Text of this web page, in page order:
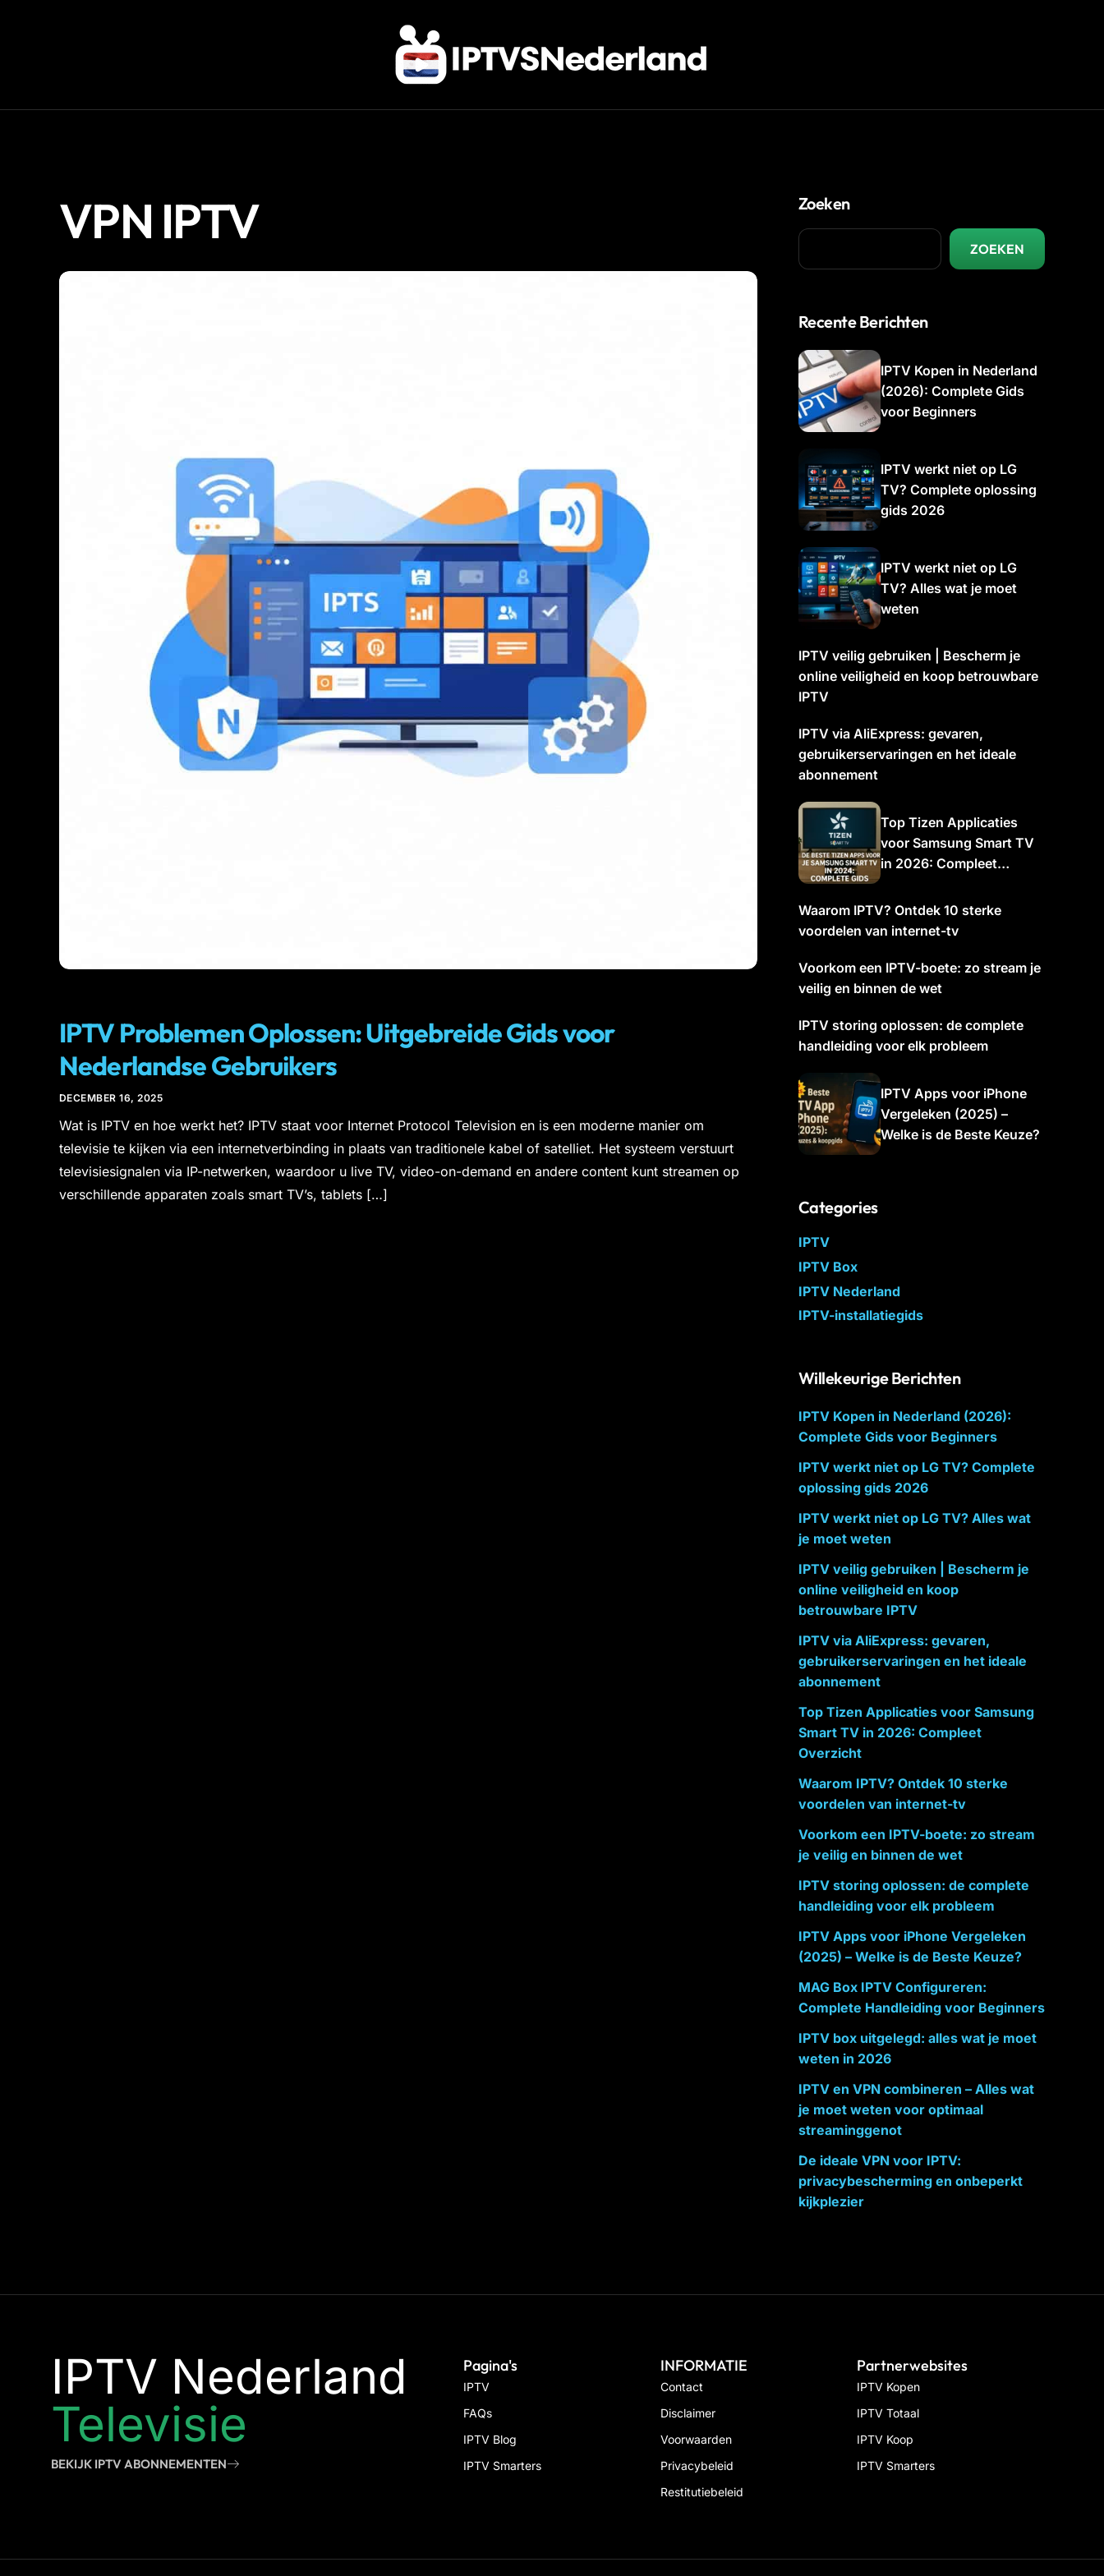
VPN IPTV
IPTV Problemen Oplossen: Uitgebreide Gids voor
Nederlandse Gebruikers
DECEMBER 16, 2025
Wat is IPTV en hoe werkt het? IPTV staat voor Internet Protocol Television en is een moderne manier om
televisie te kijken via een internetverbinding in plaats van traditionele kabel of satelliet. Het systeem verstuurt
televisiesignalen via IP-netwerken, waardoor u live TV, video-on-demand en andere content kunt streamen op
verschillende apparaten zoals smart TV’s, tablets […]
Zoeken
ZOEKEN
Recente Berichten
IPTV Kopen in Nederland
(2026): Complete Gids
voor Beginners
IPTV werkt niet op LG
TV? Complete oplossing
gids 2026
IPTV werkt niet op LG
TV? Alles wat je moet
weten
IPTV veilig gebruiken | Bescherm je
online veiligheid en koop betrouwbare
IPTV
IPTV via AliExpress: gevaren,
gebruikerservaringen en het ideale
abonnement
Top Tizen Applicaties
voor Samsung Smart TV
in 2026: Compleet
Waarom IPTV? Ontdek 10 sterke
voordelen van internet-tv
Voorkom een IPTV-boete: zo stream je
veilig en binnen de wet
IPTV storing oplossen: de complete
handleiding voor elk probleem
IPTV Apps voor iPhone
Vergeleken (2025) –
Welke is de Beste Keuze?
Categories
IPTV
IPTV Box
IPTV Nederland
IPTV-installatiegids
Willekeurige Berichten
IPTV Kopen in Nederland (2026):
Complete Gids voor Beginners
IPTV werkt niet op LG TV? Complete
oplossing gids 2026
IPTV werkt niet op LG TV? Alles wat
je moet weten
IPTV veilig gebruiken | Bescherm je
online veiligheid en koop
betrouwbare IPTV
IPTV via AliExpress: gevaren,
gebruikerservaringen en het ideale
abonnement
Top Tizen Applicaties voor Samsung
Smart TV in 2026: Compleet
Overzicht
Waarom IPTV? Ontdek 10 sterke
voordelen van internet-tv
Voorkom een IPTV-boete: zo stream
je veilig en binnen de wet
IPTV storing oplossen: de complete
handleiding voor elk probleem
IPTV Apps voor iPhone Vergeleken
(2025) – Welke is de Beste Keuze?
MAG Box IPTV Configureren:
Complete Handleiding voor Beginners
IPTV box uitgelegd: alles wat je moet
weten in 2026
IPTV en VPN combineren – Alles wat
je moet weten voor optimaal
streaminggenot
De ideale VPN voor IPTV:
privacybescherming en onbeperkt
kijkplezier
IPTV Nederland
Televisie
BEKIJK IPTV ABONNEMENTEN
Pagina's
IPTV
FAQs
IPTV Blog
IPTV Smarters
INFORMATIE
Contact
Disclaimer
Voorwaarden
Privacybeleid
Restitutiebeleid
Partnerwebsites
IPTV Kopen
IPTV Totaal
IPTV Koop
IPTV Smarters